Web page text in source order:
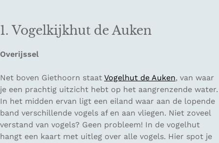
1. Vogelkijkhut de Auken
Overijssel
Net boven Giethoorn staat Vogelhut de Auken, van waar
je een prachtig uitzicht hebt op het aangrenzende water.
In het midden ervan ligt een eiland waar aan de lopende
band verschillende vogels af en aan vliegen. Niet zoveel
verstand van vogels? Geen probleem! In de vogelhut
hangt een kaart met uitleg over alle vogels. Hier spot je